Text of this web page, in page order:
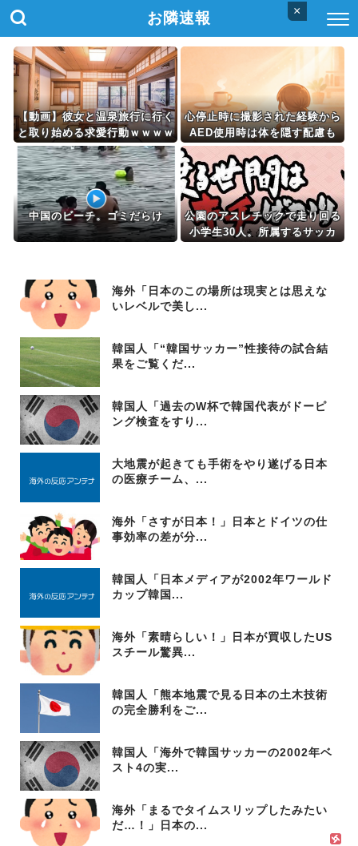
×
お隣速報
【動画】彼女と温泉旅行に行く
と取り始める求愛行動ｗｗｗｗ
ｗｗｗｗｗｗｗ
心停止時に撮影された経験から
AED使用時は体を隠す配慮も
必要だと話すと「そんな配慮を
求めるならそのまま死んどけ、
俺は助けない」と言う人がい
る。
中国のビーチ。ゴミだらけ
公園のアスレチックで走り回る
小学生30人。所属するサッカ
海外「日本のこの場所は現実とは思えな
いレベルで美し...
韓国人「“韓国サッカー”性接待の試合結
果をご覧くだ...
韓国人「過去のW杯で韓国代表がドーピ
ング検査をすり...
大地震が起きても手術をやり遂げる日本
の医療チーム、...
海外「さすが日本！」日本とドイツの仕
事効率の差が分...
韓国人「日本メディアが2002年ワールド
カップ韓国...
海外「素晴らしい！」日本が買収したUS
スチール驚異...
韓国人「熊本地震で見る日本の土木技術
の完全勝利をご...
韓国人「海外で韓国サッカーの2002年ベ
スト4の実...
海外「まるでタイムスリップしたみたい
だ…！」日本の...